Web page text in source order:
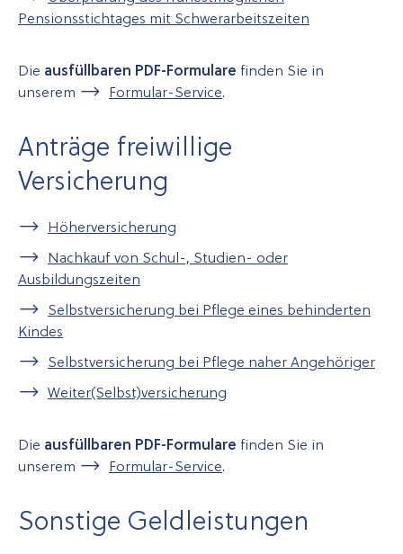
Pensionsstichtages mit Schwerarbeitszeiten
Die ausfüllbaren PDF-Formulare finden Sie in
unserem
Formular-Service.
Anträge freiwillige
Versicherung
Höherversicherung
Nachkauf von Schul-, Studien- oder
Ausbildungszeiten
Selbstversicherung bei Pflege eines behinderten
Kindes
Selbstversicherung bei Pflege naher Angehöriger
Weiter(Selbst)versicherung
Die ausfüllbaren PDF-Formulare finden Sie in
unserem
Formular-Service.
Sonstige Geldleistungen